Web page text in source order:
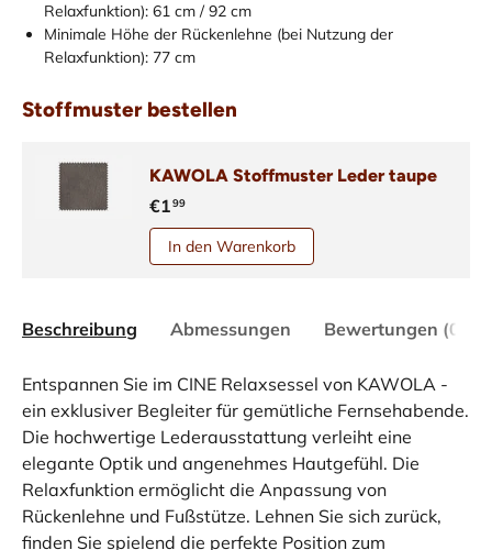
Relaxfunktion): 61 cm / 92 cm
Minimale Höhe der Rückenlehne (bei Nutzung der
Relaxfunktion): 77 cm
Stoffmuster bestellen
KAWOLA Stoffmuster Leder taupe
€199
In den Warenkorb
Beschreibung Abmessungen Bewertungen (0)
Entspannen Sie im CINE Relaxsessel von KAWOLA -
ein exklusiver Begleiter für gemütliche Fernsehabende.
Die hochwertige Lederausstattung verleiht eine
elegante Optik und angenehmes Hautgefühl. Die
Relaxfunktion ermöglicht die Anpassung von
Rückenlehne und Fußstütze. Lehnen Sie sich zurück,
finden Sie spielend die perfekte Position zum